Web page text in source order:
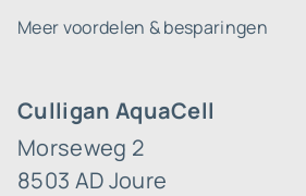
Culligan AquaCell
Morseweg 2
8503 AD Joure
Meer voordelen & besparingen